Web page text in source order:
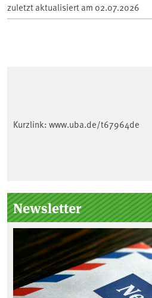
zuletzt aktualisiert am 02.07.2026
Kurzlink: www.uba.de/t67964de
Seitenleiste
Newsletter